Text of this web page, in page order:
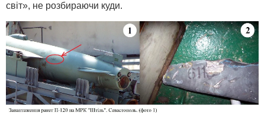
світ», не розбираючи куди.